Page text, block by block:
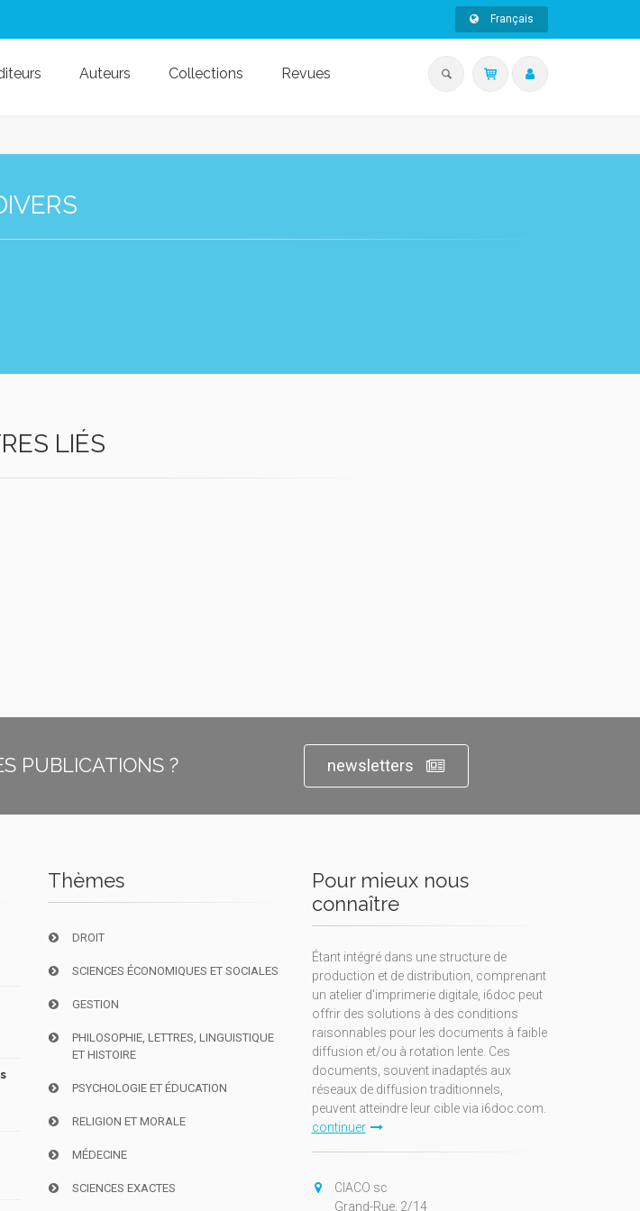
Français
Auteurs Collections Revues
LIÉS
PUBLICATIONS ? newsletters
Thèmes
DROIT
SCIENCES ÉCONOMIQUES ET SOCIALES
GESTION
PHILOSOPHIE, LETTRES, LINGUISTIQUE
ET HISTOIRE
PSYCHOLOGIE ET ÉDUCATION
RELIGION ET MORALE
MÉDECINE
SCIENCES EXACTES
Pour mieux nous
connaître
Étant intégré dans une structure de
production et de distribution, comprenant
un atelier d'imprimerie digitale, i6doc peut
offrir des solutions à des conditions
raisonnables pour les documents à faible
diffusion et/ou à rotation lente. Ces
documents, souvent inadaptés aux
réseaux de diffusion traditionnels,
peuvent atteindre leur cible via i6doc.com.
continuer
CIACO sc
Grand-Rue, 2/14